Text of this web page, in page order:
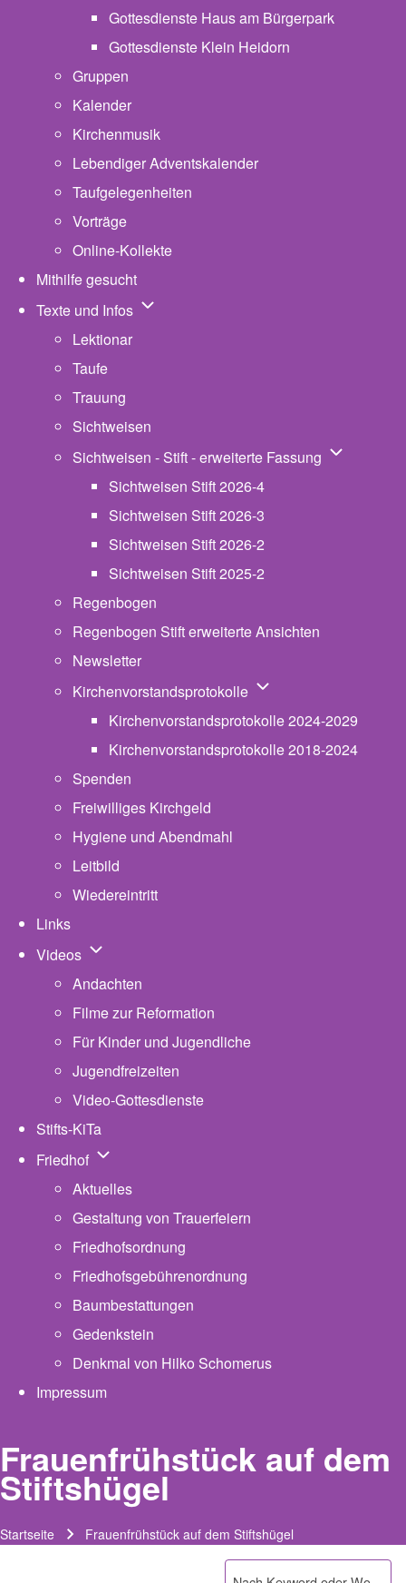
Gottesdienste Haus am Bürgerpark
Gottesdienste Klein Heidorn
Gruppen
Kalender
Kirchenmusik
Lebendiger Adventskalender
Taufgelegenheiten
Vorträge
Online-Kollekte
Mithilfe gesucht
Texte und Infos Unternavigation von Texte und Infos
Lektionar
Taufe
Trauung
Sichtweisen
Sichtweisen - Stift - erweiterte Fassung
Sichtweisen Stift 2026-4
Sichtweisen Stift 2026-3
Sichtweisen Stift 2026-2
Sichtweisen Stift 2025-2
Regenbogen
Regenbogen Stift erweiterte Ansichten
Newsletter
Kirchenvorstandsprotokolle Unternavigation von
Kirchenvorstandsprotokolle 2024-2029
Kirchenvorstandsprotokolle 2018-2024
Spenden
Freiwilliges Kirchgeld
Hygiene und Abendmahl
Leitbild
Wiedereintritt
Links
Videos Unternavigation von Videos
Andachten
Filme zur Reformation
Für Kinder und Jugendliche
Jugendfreizeiten
Video-Gottesdienste
Stifts-KiTa
Friedhof Unternavigation von Friedhof
Aktuelles
Gestaltung von Trauerfeiern
Friedhofsordnung
Friedhofsgebührenordnung
Baumbestattungen
Gedenkstein
Denkmal von Hilko Schomerus
Impressum
Frauenfrühstück auf dem
Stiftshügel
Startseite Frauenfrühstück auf dem Stiftshügel
Suche